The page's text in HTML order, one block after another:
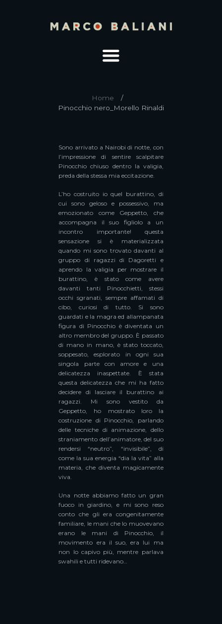
Home
Pinocchio nero_Morello Rinaldi
Sono arrivato a Nairobi di notte, con
l’impressione di sentire scalpitare
Pinocchio chiuso dentro la valigia,
preda della stessa mia eccitazione.
L’ho costruito io quel burattino, di
cui sono geloso e possessivo, ma
emozionato come Geppetto, che
accompagna il suo figliolo a un
incontro importante! questa
sensazione si è materializzata
quando mi sono trovato davanti al
gruppo di ragazzi di Dagoretti e
aprendo la valigia per mostrare il
burattino, è stato come avere
davanti tanti Pinocchietti, stessi
occhi sgranati, sempre affamati di
cibo, curiosi di tutto. Si sono
guardati e la magra ed allampanata
figura di Pinocchio è diventata un
altro membro del gruppo. È passato
di mano in mano, è stato toccato,
soppesato, esplorato in ogni sua
singola parte con amore e una
delicatezza inaspettate. È stata
questa delicatezza che mi ha fatto
decidere di lasciare il burattino ai
ragazzi. Mi sono vestito da
Geppetto, ho mostrato loro la
costruzione di Pinocchio, parlando
delle tecniche di animazione, dello
straniamento dell’animatore, del suo
rendersi “neutro”, “invisibile”, di
come la sua energia “dia la vita” alla
materia, che diventa magicamente
viva.
Una notte abbiamo fatto un gran
fuoco in giardino, e mi sono reso
conto che gli era congenitamente
familiare, le mani che lo muovevano
erano le mani di Pinocchio, il
movimento era il suo, era lui ma
non lo capivo più, mentre parlava
swahili e tutti ridevano…